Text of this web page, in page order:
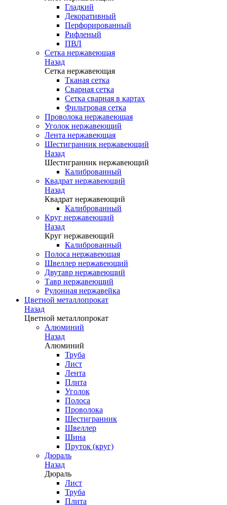
Гладкий
Декоративный
Перфорированный
Рифленый
ПВЛ
Сетка нержавеющая
Назад
Сетка нержавеющая
Тканая сетка
Сварная сетка
Сетка сварная в картах
Фильтровая сетка
Проволока нержавеющая
Уголок нержавеющий
Лента нержавеющая
Шестигранник нержавеющий
Назад
Шестигранник нержавеющий
Калиброванный
Квадрат нержавеющий
Назад
Квадрат нержавеющий
Калиброванный
Круг нержавеющий
Назад
Круг нержавеющий
Калиброванный
Полоса нержавеющая
Швеллер нержавеющий
Двутавр нержавеющий
Тавр нержавеющий
Рулонная нержавейка
Цветной металлопрокат
Назад
Цветной металлопрокат
Алюминий
Назад
Алюминий
Труба
Лист
Лента
Плита
Уголок
Полоса
Проволока
Шестигранник
Швеллер
Шина
Пруток (круг)
Дюраль
Назад
Дюраль
Лист
Труба
Плита